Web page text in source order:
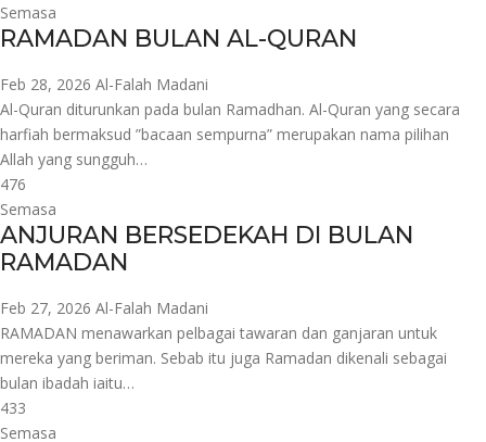
Semasa
RAMADAN BULAN AL-QURAN
Feb 28, 2026 Al-Falah Madani
Al-Quran diturunkan pada bulan Ramadhan. Al-Quran yang secara
harfiah bermaksud ”bacaan sempurna” merupakan nama pilihan
Allah yang sungguh…
476
Semasa
ANJURAN BERSEDEKAH DI BULAN
RAMADAN
Feb 27, 2026 Al-Falah Madani
RAMADAN menawarkan pelbagai tawaran dan ganjaran untuk
mereka yang beriman. Sebab itu juga Ramadan dikenali sebagai
bulan ibadah iaitu…
433
Semasa